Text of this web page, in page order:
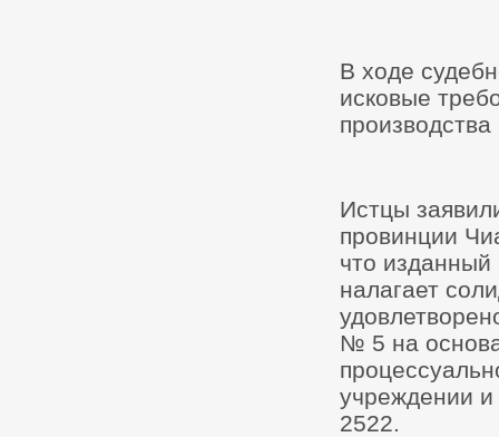
В ходе
исковые
производства
Истцы
провинции
что
налагает
№ 5 на
учреждении
2522.